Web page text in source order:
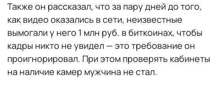
Также он рассказал, что за пару дней до того,
как видео оказались в сети, неизвестные
вымогали у него 1 млн руб. в биткоинах, чтобы
кадры никто не увидел — это требование он
проигнорировал. При этом проверять кабинеты
на наличие камер мужчина не стал.